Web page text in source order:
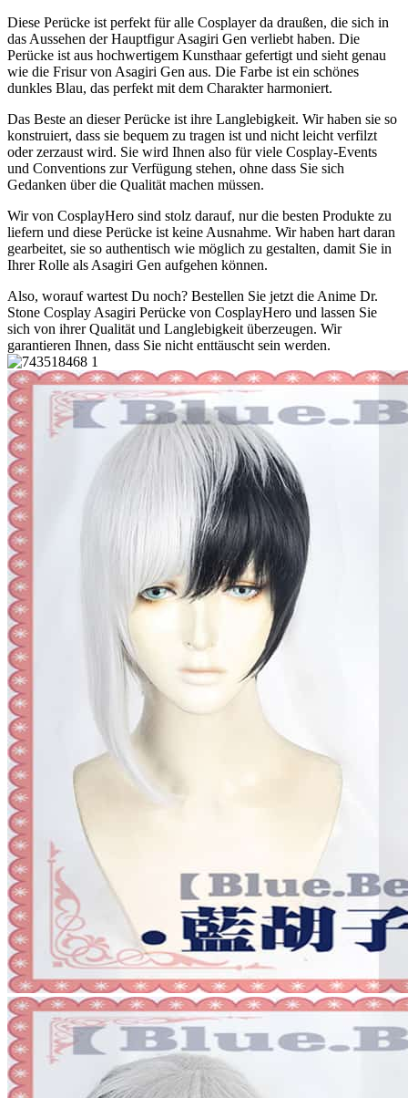
Diese Perücke ist perfekt für alle Cosplayer da draußen, die sich in
das Aussehen der Hauptfigur Asagiri Gen verliebt haben. Die
Perücke ist aus hochwertigem Kunsthaar gefertigt und sieht genau
wie die Frisur von Asagiri Gen aus. Die Farbe ist ein schönes
dunkles Blau, das perfekt mit dem Charakter harmoniert.
Das Beste an dieser Perücke ist ihre Langlebigkeit. Wir haben sie so
konstruiert, dass sie bequem zu tragen ist und nicht leicht verfilzt
oder zerzaust wird. Sie wird Ihnen also für viele Cosplay-Events
und Conventions zur Verfügung stehen, ohne dass Sie sich
Gedanken über die Qualität machen müssen.
Wir von CosplayHero sind stolz darauf, nur die besten Produkte zu
liefern und diese Perücke ist keine Ausnahme. Wir haben hart daran
gearbeitet, sie so authentisch wie möglich zu gestalten, damit Sie in
Ihrer Rolle als Asagiri Gen aufgehen können.
Also, worauf wartest Du noch? Bestellen Sie jetzt die Anime Dr.
Stone Cosplay Asagiri Perücke von CosplayHero und lassen Sie
sich von ihrer Qualität und Langlebigkeit überzeugen. Wir
garantieren Ihnen, dass Sie nicht enttäuscht sein werden.